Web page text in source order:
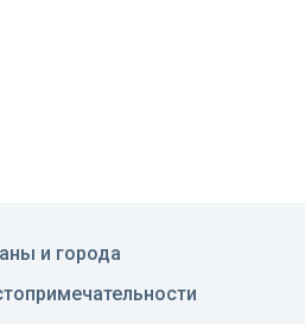
и города